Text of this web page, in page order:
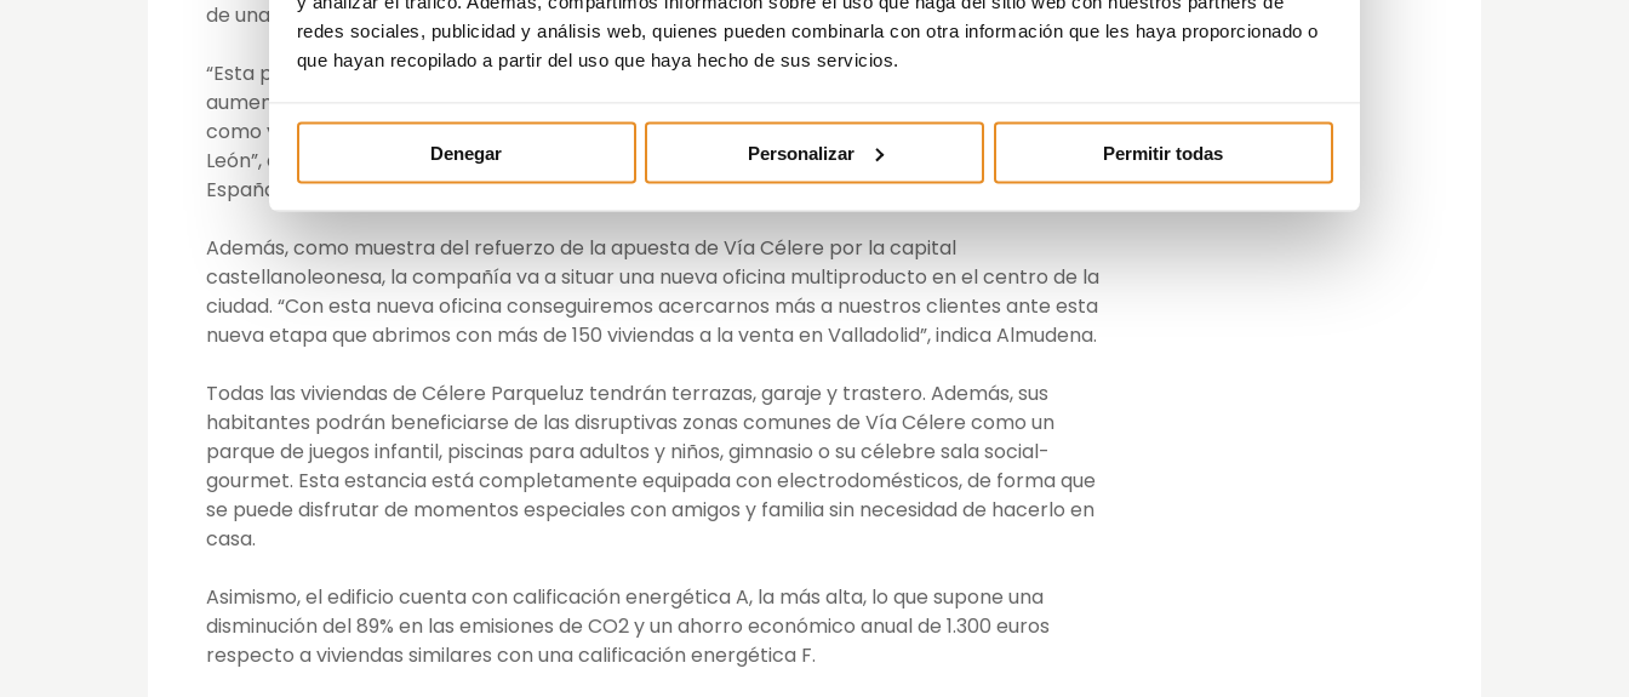
redes sociales, publicidad y análisis web, quienes pueden combinarla con otra información que les haya proporcionado o
que hayan recopilado a partir del uso que haya hecho de sus servicios.
Denegar Personalizar Permitir todas
de una promoción de 84 pisos de 2, 3 y 4 dormitorios, distribuidos en 8 plantas.
“Esta promoción supone que Vía Célere doble su oferta actual en Valladolid. Con ello queremos
aumentar nuestra apuesta por la ciudad ante la gran demanda que estamos registrando,
como ya pudimos comprobar tras vender el 100% de nuestra promoción Célere Ponce de
León”, asegura Almudena Guerra, directora territorial de Vía Célere para la zona norte de
España.
Además, como muestra del refuerzo de la apuesta de Vía Célere por la capital
castellanoleonesa, la compañía va a situar una nueva oficina multiproducto en el centro de la
ciudad. “Con esta nueva oficina conseguiremos acercarnos más a nuestros clientes ante esta
nueva etapa que abrimos con más de 150 viviendas a la venta en Valladolid”, indica Almudena.
Todas las viviendas de Célere Parqueluz tendrán terrazas, garaje y trastero. Además, sus
habitantes podrán beneficiarse de las disruptivas zonas comunes de Vía Célere como un
parque de juegos infantil, piscinas para adultos y niños, gimnasio o su célebre sala social-
gourmet. Esta estancia está completamente equipada con electrodomésticos, de forma que
se puede disfrutar de momentos especiales con amigos y familia sin necesidad de hacerlo en
casa.
Asimismo, el edificio cuenta con calificación energética A, la más alta, lo que supone una
disminución del 89% en las emisiones de CO2y un ahorro económico anual de 1.300 euros
respecto a viviendas similares con una calificación energética F.